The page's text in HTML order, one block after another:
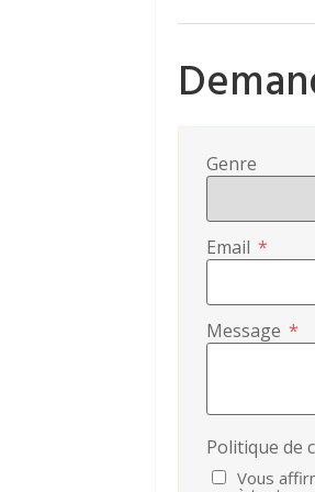
Genre
Email *
Message *
Politique de
Vous